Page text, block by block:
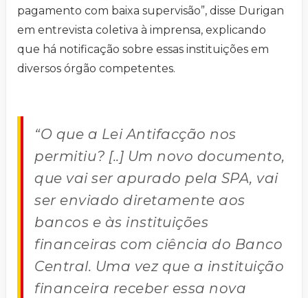
pagamento com baixa supervisão”, disse Durigan
em entrevista coletiva à imprensa, explicando
que há notificação sobre essas instituições em
diversos órgão competentes.
“O que a Lei Antifacção nos
permitiu? [..] Um novo documento,
que vai ser apurado pela SPA, vai
ser enviado diretamente aos
bancos e às instituições
financeiras com ciência do Banco
Central. Uma vez que a instituição
financeira receber essa nova